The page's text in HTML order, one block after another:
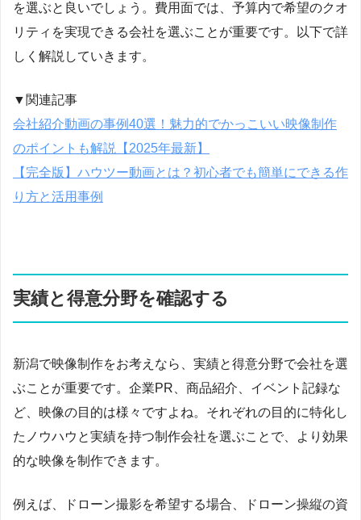
を選ぶと良いでしょう。費用面では、予算内で希望のクオ
リティを実現できる会社を選ぶことが重要です。以下で詳
しく解説していきます。
▼関連記事
会社紹介動画の事例40選！魅力的でかっこいい映像制作
のポイントも解説【2025年最新】
【完全版】ハウツー動画とは？初心者でも簡単にできる作
り方と活用事例
実績と得意分野を確認する
新潟で映像制作をお考えなら、実績と得意分野で会社を選
ぶことが重要です。企業PR、商品紹介、イベント記録な
ど、映像の目的は様々ですよね。それぞれの目的に特化し
たノウハウと実績を持つ制作会社を選ぶことで、より効果
的な映像を制作できます。
例えば、ドローン撮影を希望する場合、ドローン操縦の資